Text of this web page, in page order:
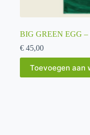
BIG GREEN EGG –
€ 45,00
Toevoegen aan